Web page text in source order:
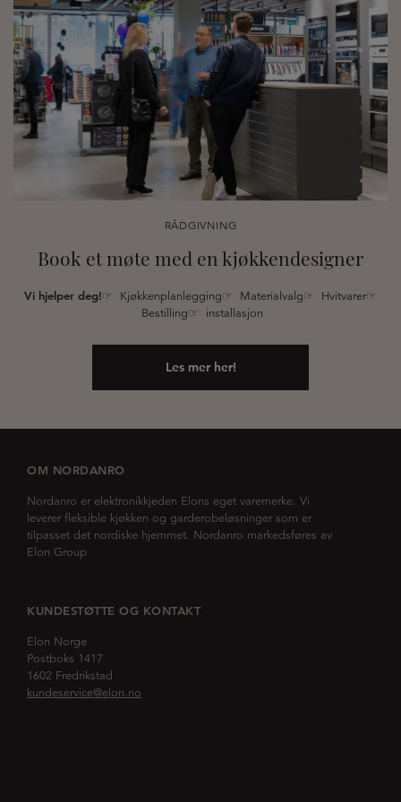
RÅDGIVNING
Book et møte med en kjøkkendesigner
Vi hjelper deg!☞ Kjøkkenplanlegging☞ Materialvalg☞ Hvitvarer☞
Bestilling☞ installasjon
Les mer her!
OM NORDANRO
Nordanro er elektronikkjeden Elons eget varemerke. Vi
leverer fleksible kjøkken og garderobeløsninger som er
tilpasset det nordiske hjemmet. Nordanro markedsføres av
Elon Group
KUNDESTØTTE OG KONTAKT
Elon Norge
Postboks 1417
1602 Fredrikstad
kundeservice@elon.no